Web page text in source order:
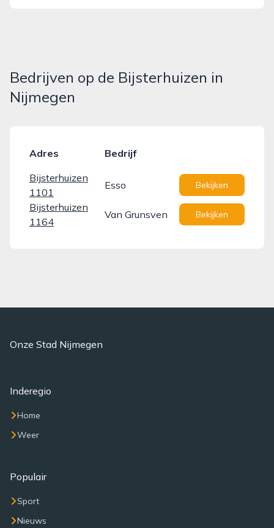
Bedrijven op de Bijsterhuizen in
Nijmegen
Adres
Bedrijf
Bijsterhuizen
1101
Esso Bekijken
Bijsterhuizen
1164
Van Grunsven Bekijken
Onze Stad Nijmegen
Inderegio
Home
Weer
Populair
Sport
Nieuws